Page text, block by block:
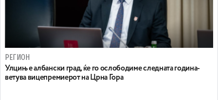
РЕГИОН
Улцињ е албански град, ќе го ослободиме следната година-
ветува вицепремиерот на Црна Гора